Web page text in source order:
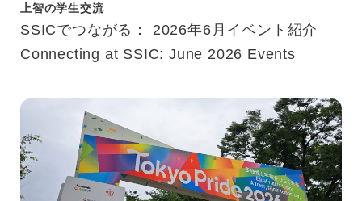
上智の学生交流
SSICでつながる： 2026年6月イベント紹介
Connecting at SSIC: June 2026 Events